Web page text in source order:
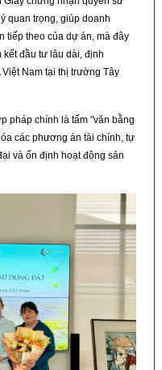
quan trọng, giúp doanh
tiếp theo của dự án, mà đây
đầu tư lâu dài, định
Nam tại thị trường Tây
pháp chính là tấm "văn bằng
các phương án tài chính, tự
và ổn định hoạt động sản